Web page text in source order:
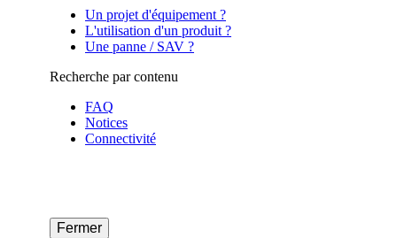
Un projet d'équipement ?
L'utilisation d'un produit ?
Une panne / SAV ?
Recherche par contenu
FAQ
Notices
Connectivité
Fermer